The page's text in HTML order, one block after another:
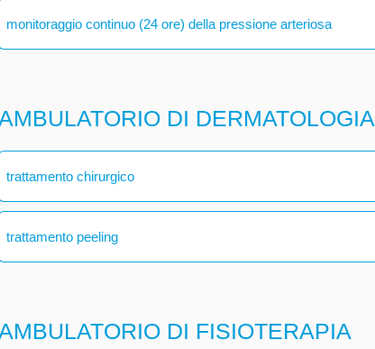
monitoraggio continuo (24 ore) della pressione arteriosa
DI DERMATOLOGIA
trattamento chirurgico
trattamento peeling
DI FISIOTERAPIA